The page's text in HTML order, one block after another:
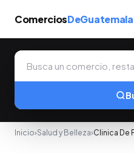
Comercios
Inicio›Salud y Belleza›Clinica De